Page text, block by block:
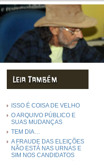
ISSO É COISA DE VELHO
O ARQUIVO PÚBLICO E
SUAS MUDANÇAS
TEM DIA…
A FRAUDE DAS ELEIÇÕES
NÃO ESTÁ NAS URNAS E
SIM NOS CANDIDATOS